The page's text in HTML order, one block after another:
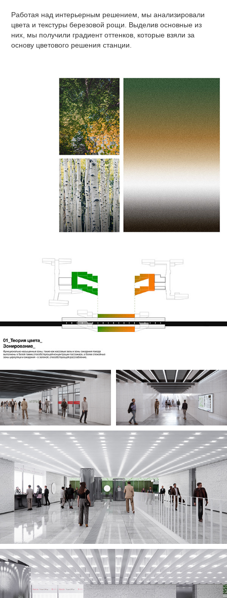
Работая над интерьерным решением, мы анализировали
цвета и текстуры березовой рощи. Выделив основные из
них, мы получили градиент оттенков, которые взяли за
основу цветового решения станции.